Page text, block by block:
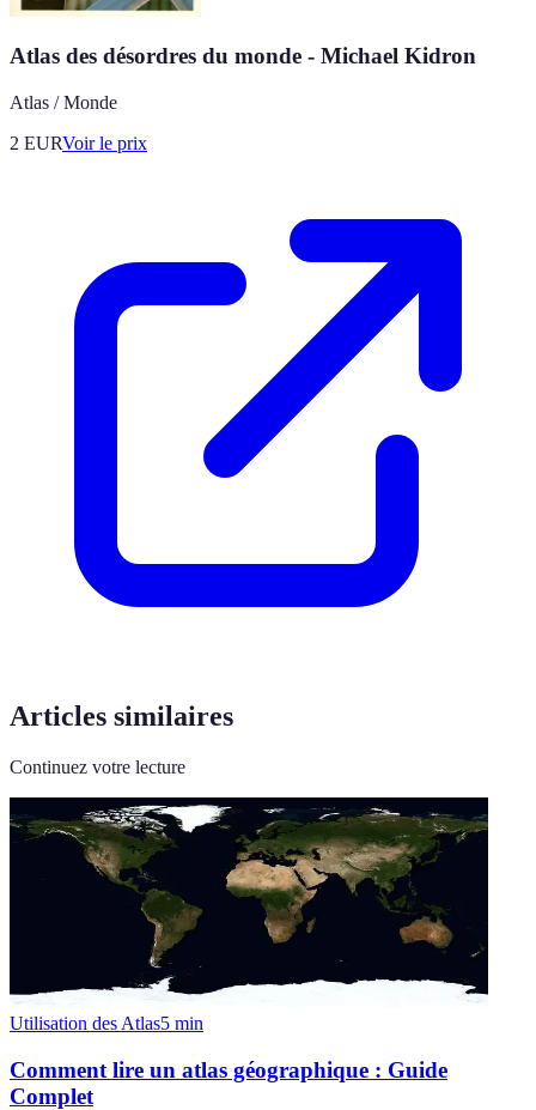
Atlas des désordres du monde - Michael Kidron
Atlas / Monde
2 EURVoir le prix
Articles similaires
Continuez votre lecture
Utilisation des Atlas5 min
Comment lire un atlas géographique : Guide
Complet